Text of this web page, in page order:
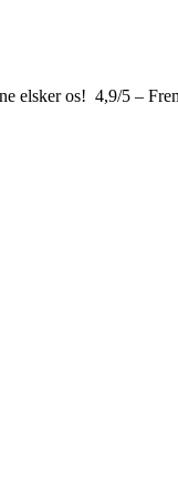
4,9/5 –